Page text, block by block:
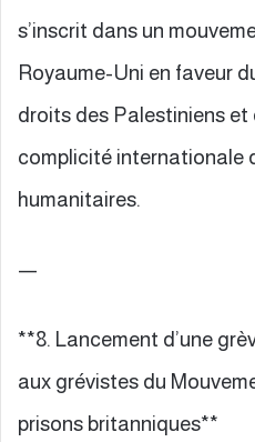
s’inscrit dans un
Royaume-Uni en faveur
droits des Palestiniens et
complicité internationale
humanitaires.
—
**8. Lancement d’une
aux grévistes du
prisons britanniques**